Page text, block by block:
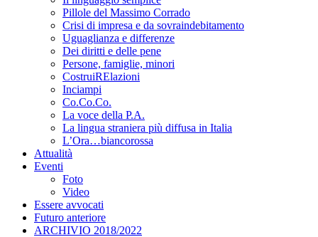
Pillole del Massimo Corrado
Crisi di impresa e da sovraindebitamento
Uguaglianza e differenze
Dei diritti e delle pene
Persone, famiglie, minori
CostruiRElazioni
Inciampi
Co.Co.Co.
La voce della P.A.
La lingua straniera più diffusa in Italia
L’Ora…biancorossa
Attualità
Eventi
Foto
Video
Essere avvocati
Futuro anteriore
ARCHIVIO 2018/2022